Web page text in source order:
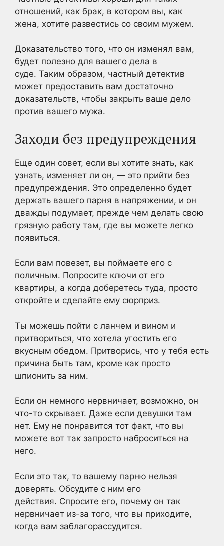
отношений, как брак, в котором вы, как
жена, хотите развестись со своим мужем.
Доказательство того, что он изменял вам,
будет полезно для вашего дела в
суде. Таким образом, частный детектив
может предоставить вам достаточно
доказательств, чтобы закрыть ваше дело
против вашего мужа.
Заходи без предупреждения
Еще один совет, если вы хотите знать, как
узнать, изменяет ли он, — это прийти без
предупреждения. Это определенно будет
держать вашего парня в напряжении, и он
дважды подумает, прежде чем делать свою
грязную работу там, где вы можете легко
появиться.
Если вам повезет, вы поймаете его с
поличным. Попросите ключи от его
квартиры, а когда доберетесь туда, просто
откройте и сделайте ему сюрприз.
Ты можешь пойти с ланчем и вином и
притвориться, что хотела угостить его
вкусным обедом. Притворись, что у тебя есть
причина быть там, кроме как просто
шпионить за ним.
Если он немного нервничает, возможно, он
что-то скрывает. Даже если девушки там
нет. Ему не понравится тот факт, что вы
можете вот так запросто наброситься на
него.
Если это так, то вашему парню нельзя
доверять. Обсудите с ним его
действия. Спросите его, почему он так
нервничает из-за того, что вы приходите,
когда вам заблагорассудится.